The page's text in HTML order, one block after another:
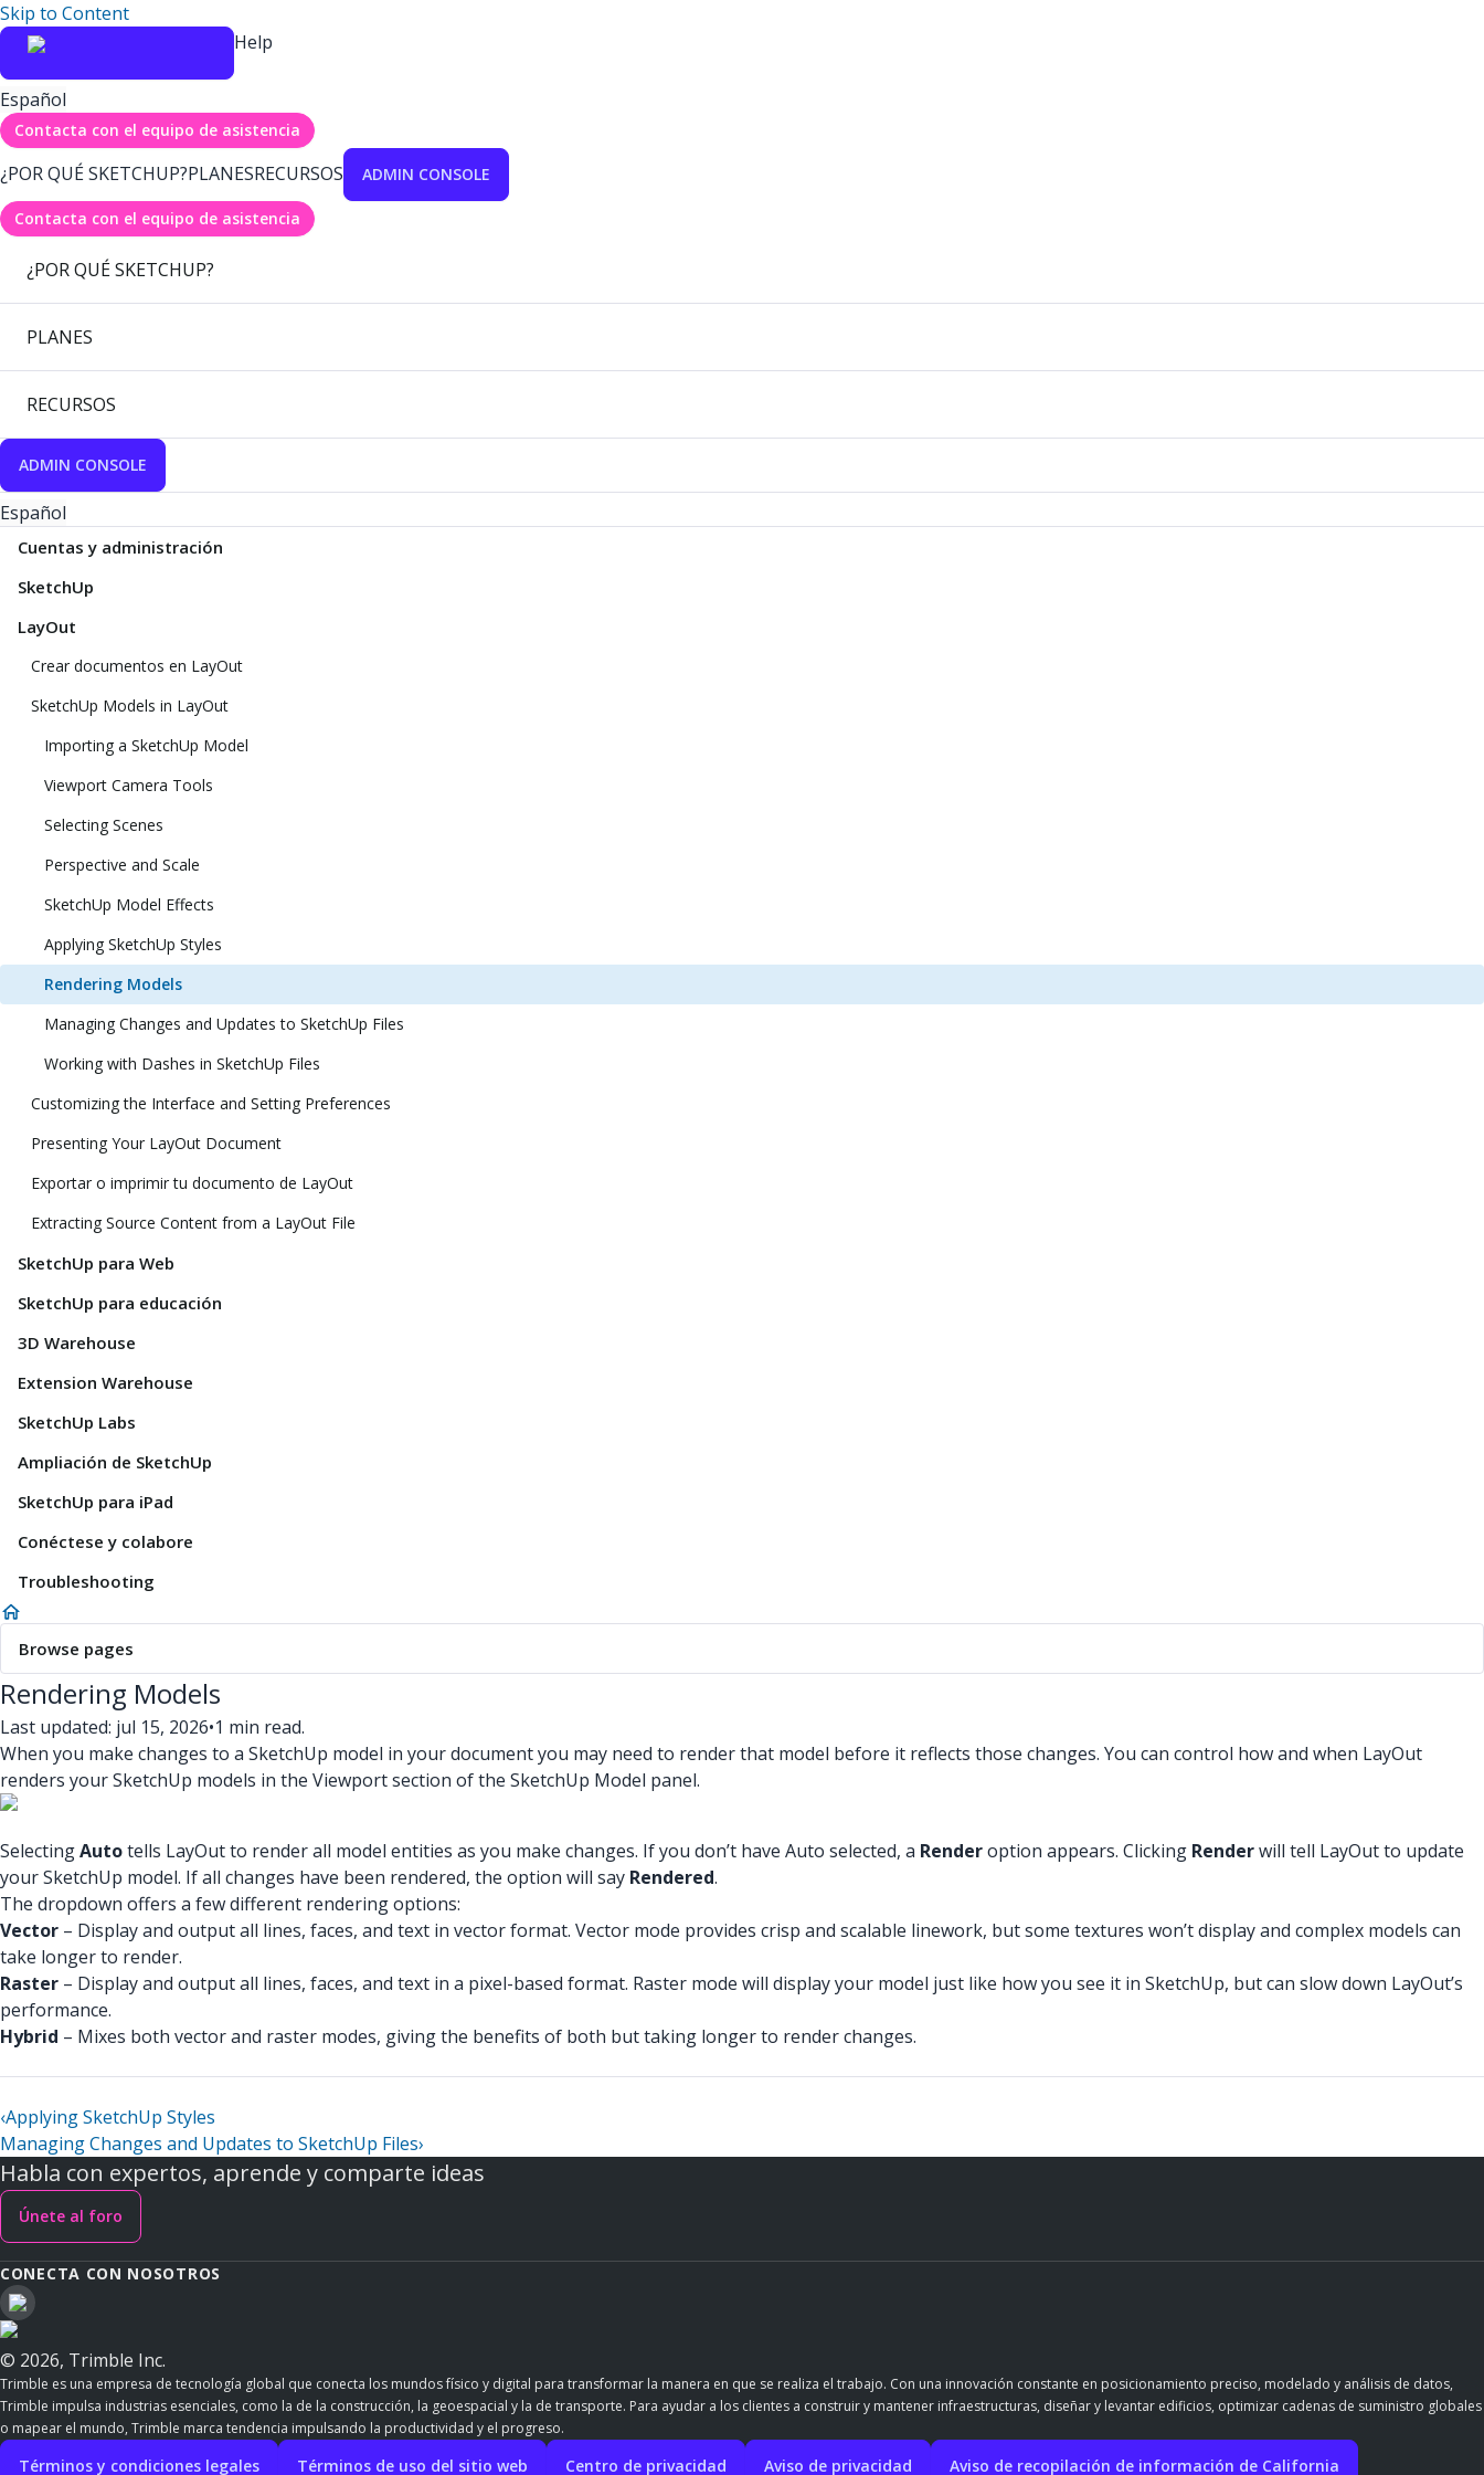
Skip to Content
Help
Español
Contacta con el equipo de asistencia
¿POR QUÉ SKETCHUP?PLANESRECURSOS ADMIN CONSOLE
Contacta con el equipo de asistencia
¿POR QUÉ SKETCHUP?
PLANES
RECURSOS
ADMIN CONSOLE
Español
Cuentas y administración
SketchUp
LayOut
Crear documentos en LayOut
SketchUp Models in LayOut
Importing a SketchUp Model
Viewport Camera Tools
Selecting Scenes
Perspective and Scale
SketchUp Model Effects
Applying SketchUp Styles
Rendering Models
Managing Changes and Updates to SketchUp Files
Working with Dashes in SketchUp Files
Customizing the Interface and Setting Preferences
Presenting Your LayOut Document
Exportar o imprimir tu documento de LayOut
Extracting Source Content from a LayOut File
SketchUp para Web
SketchUp para educación
3D Warehouse
Extension Warehouse
SketchUp Labs
Ampliación de SketchUp
SketchUp para iPad
Conéctese y colabore
Troubleshooting
Browse pages
Rendering Models
Last updated: jul 15, 2026•1 min read.
When you make changes to a SketchUp model in your document you may need to render that model before it reflects those changes. You can control how and when LayOut
renders your SketchUp models in the Viewport section of the SketchUp Model panel.
SelectingAutotells LayOut to render all model entities as you make changes. If you don’t have Auto selected, a Renderoption appears. Clicking Renderwill tell LayOut to update
your SketchUp model. If all changes have been rendered, the option will say Rendered.
The dropdown offers a few different rendering options:
Vector – Display and output all lines, faces, and text in vector format. Vector mode provides crisp and scalable linework, but some textures won’t display and complex models can
take longer to render.
Raster – Display and output all lines, faces, and text in a pixel-based format. Raster mode will display your model just like how you see it in SketchUp, but can slow down LayOut’s
performance.
Hybrid – Mixes both vector and raster modes, giving the benefits of both but taking longer to render changes.
‹Applying SketchUp Styles
Managing Changes and Updates to SketchUp Files›
Habla con expertos, aprende y comparte ideas
Únete al foro
CONECTA CON NOSOTROS
© 2026, Trimble Inc.
Trimble es una empresa de tecnología global que conecta los mundos físico y digital para transformar la manera en que se realiza el trabajo. Con una innovación constante en posicionamiento preciso, modelado y análisis de datos,
Trimble impulsa industrias esenciales, como la de la construcción, la geoespacial y la de transporte. Para ayudar a los clientes a construir y mantener infraestructuras, diseñar y levantar edificios, optimizar cadenas de suministro globales
o mapear el mundo, Trimble marca tendencia impulsando la productividad y el progreso.
Términos y condiciones legales Términos de uso del sitio web Centro de privacidad Aviso de privacidad Aviso de recopilación de información de California